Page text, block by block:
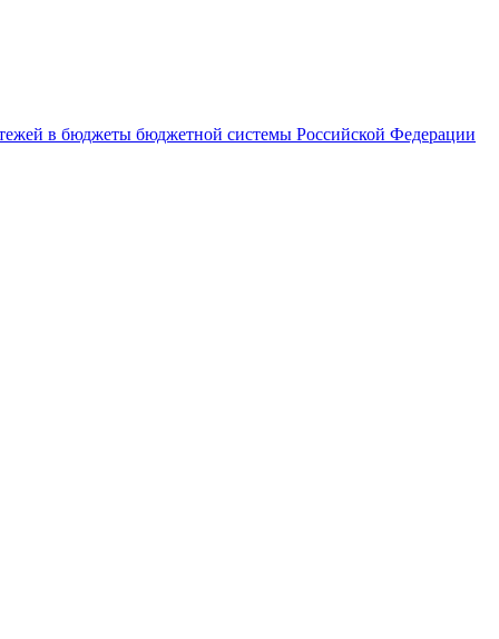
в бюджеты бюджетной системы Российской Федерации